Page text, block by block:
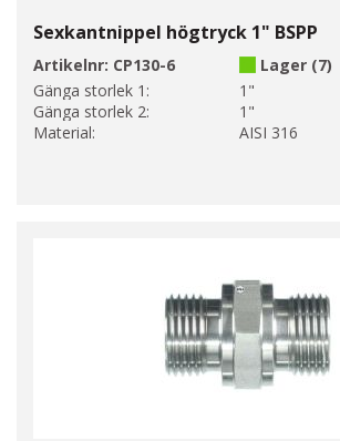
Sexkantnippel högtryck 1" BSPP
Artikelnr: CP130-6
Lager (7)
Gänga storlek 1:
1"
Gänga storlek 2:
1"
Material:
AISI 316